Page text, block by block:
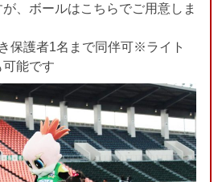
、ボールはこちらでご用意しま
保護者1名まで同伴可※ライト
能です